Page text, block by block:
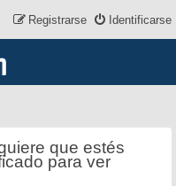
Identificarse
Registrarse
que estés
para ver